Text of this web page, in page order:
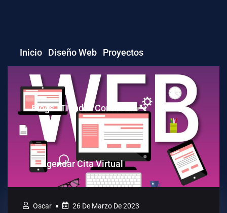
Inicio Diseño Web
WordPress
Proyectos
Blogs Tienda
Plugins
Themes
Template Kits
Contacto
Agendar Cita Virtual
Oscar 26 De Marzo De 2023